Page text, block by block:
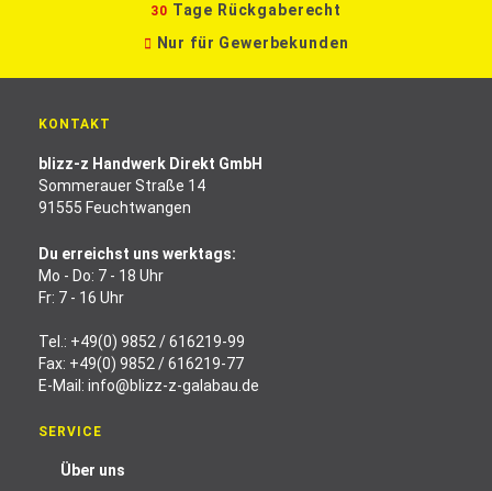
30 Tage Rückgaberecht
Nur für Gewerbekunden
KONTAKT
blizz-z Handwerk Direkt GmbH
Sommerauer Straße 14
91555 Feuchtwangen
Du erreichst uns werktags:
Mo - Do: 7 - 18 Uhr
Fr: 7 - 16 Uhr
Tel.: +49(0) 9852 / 616219-99
Fax: +49(0) 9852 / 616219-77
E-Mail: info@blizz-z-galabau.de
SERVICE
Über uns